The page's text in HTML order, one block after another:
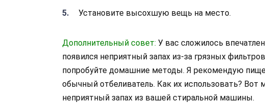
Установите высохшую вещь на место.
Дополнительный совет: У вас сложилось
появился неприятный запах из-за грязных
попробуйте домашние методы. Я рекомендую
обычный отбеливатель. Как их использовать? Вот
неприятный запах из вашей стиральной машины.